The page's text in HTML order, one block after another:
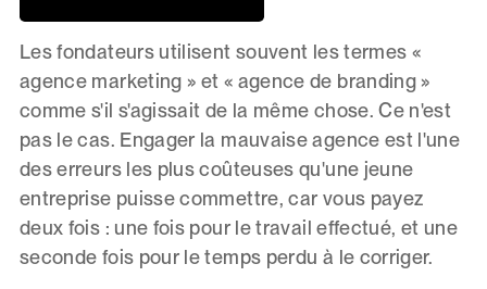
Les fondateurs utilisent souvent les termes «
agence marketing » et « agence de branding »
comme s'il s'agissait de la même chose. Ce n'est
pas le cas. Engager la mauvaise agence est l'une
des erreurs les plus coûteuses qu'une jeune
entreprise puisse commettre, car vous payez
deux fois : une fois pour le travail effectué, et une
seconde fois pour le temps perdu à le corriger.